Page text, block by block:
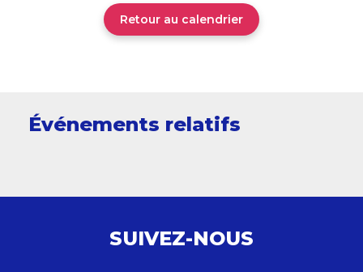
Retour au calendrier
Événements relatifs
SUIVEZ-NOUS